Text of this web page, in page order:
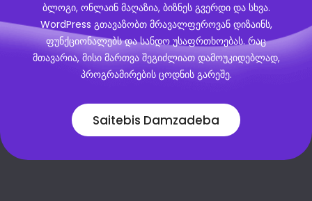
ბლოგი, ონლაინ მაღაზია, ბიზნეს გვერდი და სხვა.
WordPress გთავაზობთ მრავალფეროვან დიზაინს,
ფუნქციონალებს და სანდო უსაფრთხოებას. რაც
მთავარია, მისი მართვა შეგიძლიათ დამოუკიდებლად,
პროგრამირების ცოდნის გარეშე.
Saitebis Damzadeba